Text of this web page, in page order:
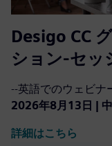
Desigo CC
ション-セッ
--英語でのウェビナ
2026年8月13日 |
詳細はこちら